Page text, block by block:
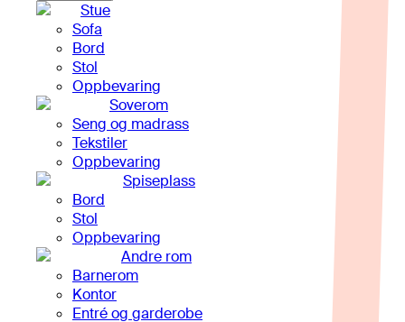
Stue
Sofa
Bord
Stol
Oppbevaring
Soverom
Seng og madrass
Tekstiler
Oppbevaring
Spiseplass
Bord
Stol
Oppbevaring
Andre rom
Barnerom
Kontor
Entré og garderobe